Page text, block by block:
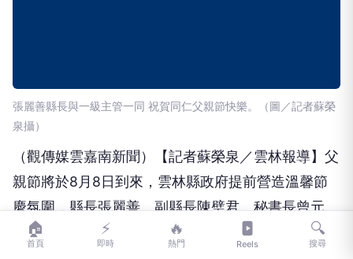
張麗善縣長與一級主管一同 祝賀同仁父親節快樂。（圖／記者蘇榮
泉攝）
（觀傳媒雲嘉南新聞）【記者蘇榮泉／雲林報導】父
親節將於8月8日到來，雲林縣政府提前營造溫馨節
慶氛圍，縣長張麗善、副縣長陳璧君、秘書長曾元
煌、副秘書長黃凱達及縣府團隊，5日下午在縣府親
🏠
首頁
⚡
即時
🔥
熱門 Reels
🔍
搜尋